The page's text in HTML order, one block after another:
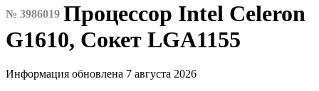
№ 3986019 Процессор Intel Celeron
G1610, Сокет LGA1155
Информация обновлена 7 августа 2026